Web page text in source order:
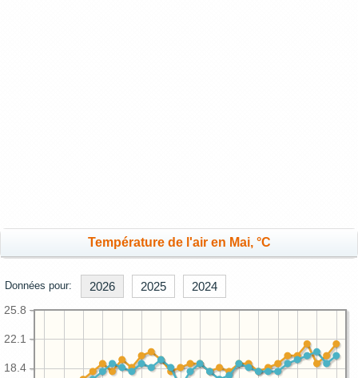
Température de l'air en Mai, °C
Données pour: 2026 2025 2024
18.4
22.1
25.8